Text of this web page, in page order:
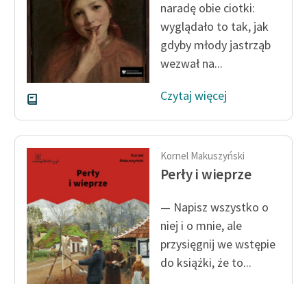
Zasady wykorzystania
Wolnych Lektur
Materiały promocyjne
Regulamin biblioteki
Dane fundacji i
sprawozdania finansowe
Regulamin darowizn
Informacja o treściach
wrażliwych
naradę obie ciotki:
wyglądało to tak, jak
gdyby młody jastrząb
wezwał na...
Czytaj więcej
Kornel Makuszyński
Perły i wieprze
— Napisz wszystko o
niej i o mnie, ale
przysięgnij we wstępie
do książki, że to...